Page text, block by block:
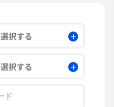
選択する
選択する